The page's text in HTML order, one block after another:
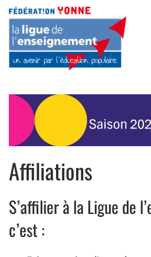
Accéder au contenu principal
Affiliations
S’affilier à la Ligue de
c’est :